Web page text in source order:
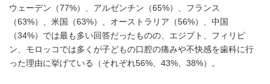
ウェーデン（77%）、アルゼンチン（65%）、フランス
（63%）、米国（63%）、オーストラリア（56%）、中国
（34%）では最も多い回答だったものの、エジプト、フィリピ
ン、モロッコでは多くが子どもの口腔の痛みや不快感を歯科に行
った理由に挙げている（それぞれ56%、43%、38%）。